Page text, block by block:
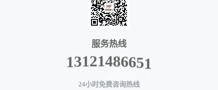
服务热线
13121486651
24小时免费咨询热线